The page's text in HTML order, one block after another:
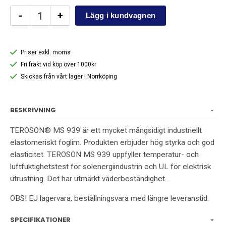
- 1 + Lägg i kundvagnen
Priser exkl. moms
Fri frakt vid köp över 1000kr
Skickas från vårt lager i Norrköping
BESKRIVNING
TEROSON® MS 939 är ett mycket mångsidigt industriellt
elastomeriskt foglim. Produkten erbjuder hög styrka och god
elasticitet. TEROSON MS 939 uppfyller temperatur- och
luftfuktighetstest för solenergiindustrin och UL för elektrisk
utrustning. Det har utmärkt väderbeständighet.
OBS! EJ lagervara, beställningsvara med längre leveranstid.
SPECIFIKATIONER